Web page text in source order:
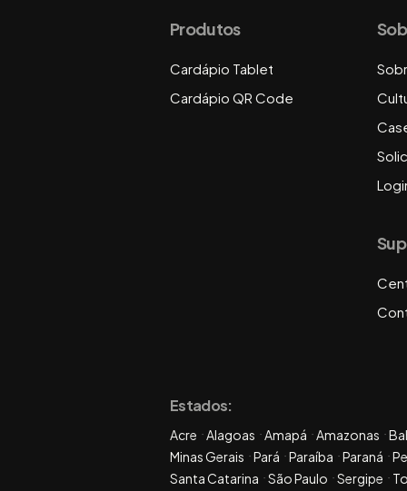
Produtos
Cardápio Tablet
Cardápio QR Code
Estados:
Acre Alagoas Amapá Amazonas
Minas Gerais
Pará Paraíba Paraná
Santa Catarina
São Paulo Sergipe